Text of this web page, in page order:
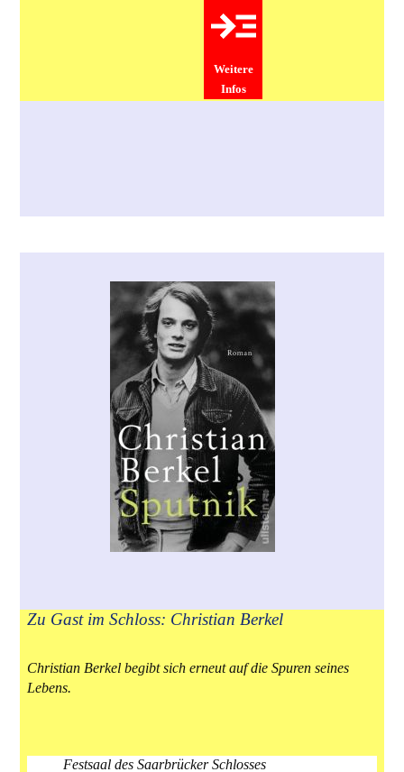
Weitere
Infos
Zu Gast im Schloss: Christian Berkel
Christian Berkel begibt sich erneut auf die Spuren seines
Lebens.
Festsaal des Saarbrücker Schlosses